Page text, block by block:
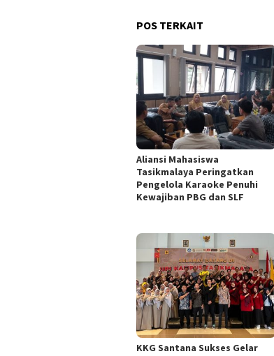
POS TERKAIT
Aliansi Mahasiswa
Tasikmalaya Peringatkan
Pengelola Karaoke Penuhi
Kewajiban PBG dan SLF
KKG Santana Sukses Gelar